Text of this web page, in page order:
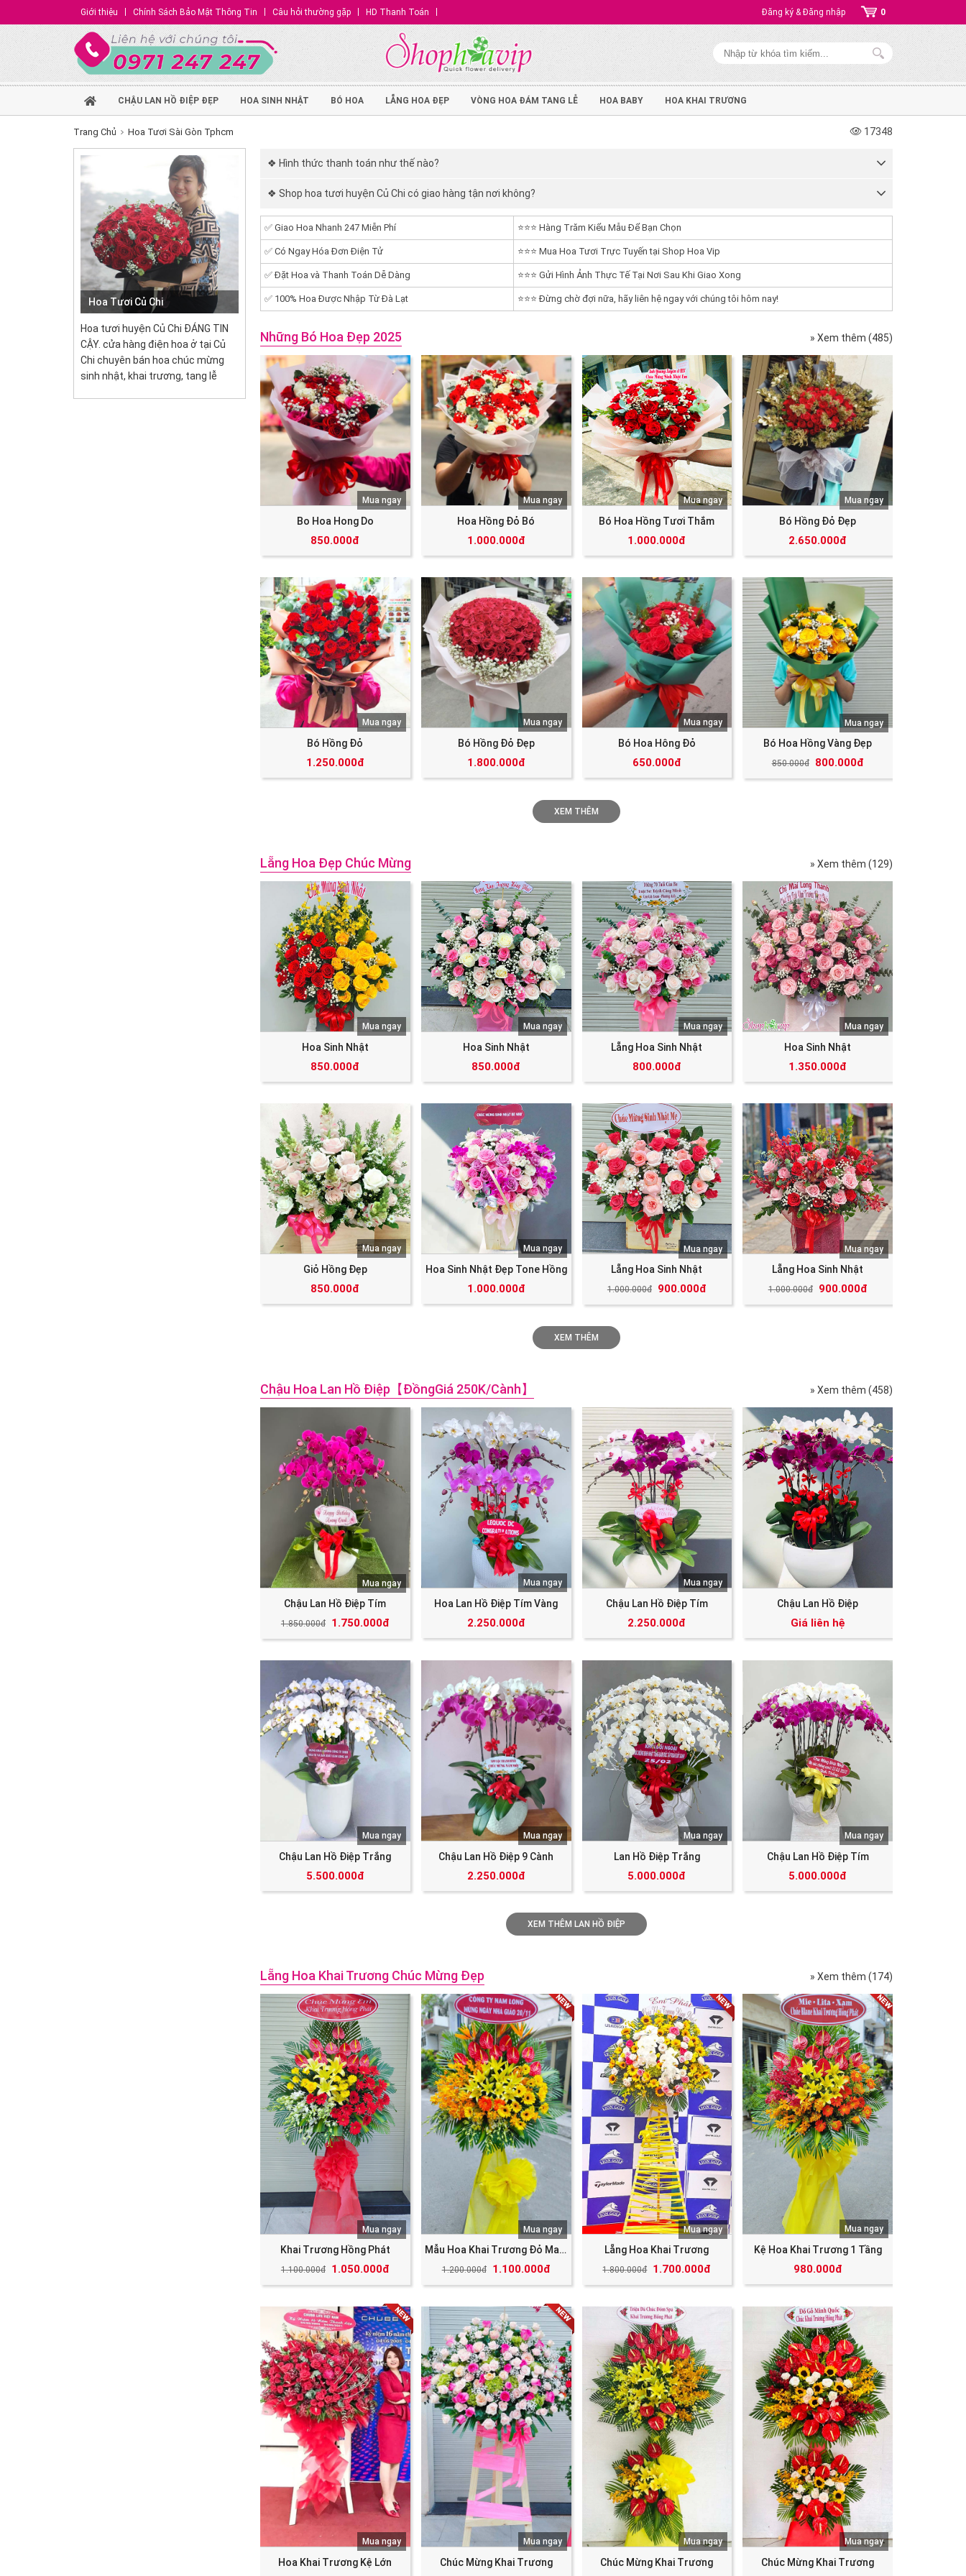
Giới thiệu Chính Sách Bảo Mật Thông Tin Câu hỏi thường gặp HD Thanh Toán Đăng ký & Đăng nhập 0
CHẬU LAN HỒ ĐIỆP ĐẸP HOA SINH NHẬT BÓ HOA LẴNG HOA ĐẸP VÒNG HOA ĐÁM TANG LỄ HOA BABY HOA KHAI TRƯƠNG
Trang Chủ Hoa Tươi Sài Gòn Tphcm 17348
Hoa Tươi Củ Chi
Hoa tươi huyện Củ Chi ĐÁNG TIN
CẬY. cửa hàng điện hoa ở tại Củ
Chi chuyên bán hoa chúc mừng
sinh nhật, khai trương, tang lễ
❖ Hình thức thanh toán như thế nào?
❖ Shop hoa tươi huyện Củ Chi có giao hàng tận nơi không?
✅ Giao Hoa Nhanh 247 Miễn Phí ⭐⭐⭐ Hàng Trăm Kiểu Mẫu Để Bạn Chọn
✅ Có Ngay Hóa Đơn Điện Tử ⭐⭐⭐ Mua Hoa Tươi Trực Tuyến tại Shop Hoa Vip
✅ Đặt Hoa và Thanh Toán Dễ Dàng ⭐⭐⭐ Gửi Hình Ảnh Thực Tế Tại Nơi Sau Khi Giao Xong
✅ 100% Hoa Được Nhập Từ Đà Lạt ⭐⭐⭐ Đừng chờ đợi nữa, hãy liên hệ ngay với chúng tôi hôm nay!
Những Bó Hoa Đẹp 2025 » Xem thêm (485)
Bo Hoa Hong Do
850.000đ
Mua ngay
Hoa Hồng Đỏ Bó
1.000.000đ
Mua ngay
Bó Hoa Hồng Tươi Thắm
1.000.000đ
Mua ngay
Bó Hồng Đỏ Đẹp
2.650.000đ
Mua ngay
Bó Hồng Đỏ
1.250.000đ
Mua ngay
Bó Hồng Đỏ Đẹp
1.800.000đ
Mua ngay
Bó Hoa Hông Đỏ
650.000đ
Mua ngay
Bó Hoa Hồng Vàng Đẹp
850.000đ 800.000đ
Mua ngay
XEM THÊM
Lẵng Hoa Đẹp Chúc Mừng » Xem thêm (129)
Hoa Sinh Nhật
850.000đ
Mua ngay
Hoa Sinh Nhật
850.000đ
Mua ngay
Lẵng Hoa Sinh Nhật
800.000đ
Mua ngay
Hoa Sinh Nhật
1.350.000đ
Mua ngay
Giỏ Hồng Đẹp
850.000đ
Mua ngay
Hoa Sinh Nhật Đẹp Tone Hồng
1.000.000đ
Mua ngay
Lẵng Hoa Sinh Nhật
1.000.000đ 900.000đ
Mua ngay
Lẵng Hoa Sinh Nhật
1.000.000đ 900.000đ
Mua ngay
XEM THÊM
Chậu Hoa Lan Hồ Điệp【đồngGiá 250K/cành】 » Xem thêm (458)
Chậu Lan Hồ Điệp Tím
1.850.000đ 1.750.000đ
Mua ngay
Hoa Lan Hồ Điệp Tím Vàng
2.250.000đ
Mua ngay
Chậu Lan Hồ Điệp Tím
2.250.000đ
Mua ngay
Chậu Lan Hồ Điệp
Giá liên hệ
Chậu Lan Hồ Điệp Trắng
5.500.000đ
Mua ngay
Chậu Lan Hồ Điệp 9 Cành
2.250.000đ
Mua ngay
Lan Hồ Điệp Trắng
5.000.000đ
Mua ngay
Chậu Lan Hồ Điệp Tím
5.000.000đ
Mua ngay
XEM THÊM LAN HỒ ĐIỆP
Lẵng Hoa Khai Trương Chúc Mừng Đẹp » Xem thêm (174)
Khai Trương Hồng Phát
1.100.000đ 1.050.000đ
Mua ngay
Mẫu Hoa Khai Trương Đỏ May Mắn Tài Lộc
1.200.000đ 1.100.000đ
Mua ngay
Lẵng Hoa Khai Trương
1.800.000đ 1.700.000đ
Mua ngay
Kệ Hoa Khai Trương 1 Tầng
980.000đ
Mua ngay
Hoa Khai Trương Kệ Lớn
Mua ngay
Chúc Mừng Khai Trương
Mua ngay
Chúc Mừng Khai Trương
Mua ngay
Chúc Mừng Khai Trương
Mua ngay